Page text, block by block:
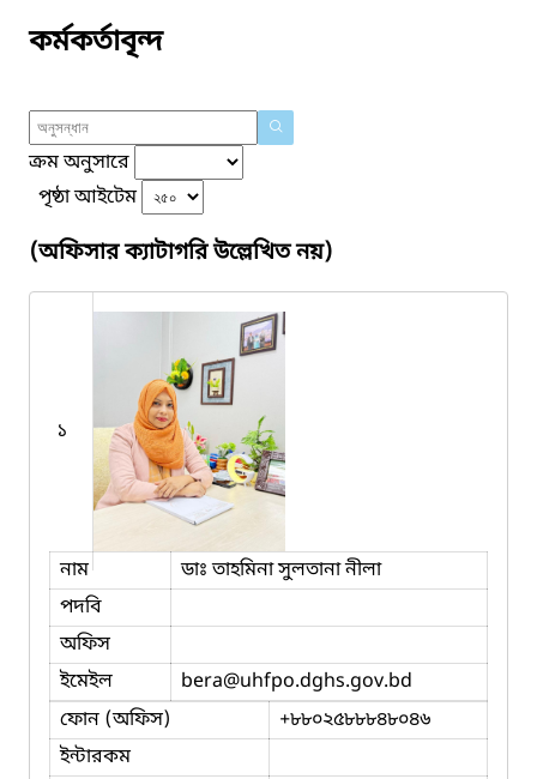
কর্মকর্তাবৃন্দ
ক্রম অনুসারে
পৃষ্ঠা আইটেম
(অফিসার ক্যাটাগরি উল্লেখিত নয়)
১
নাম
ডাঃ তাহমিনা সুলতানা নীলা
পদবি
অফিস
ইমেইল
bera@uhfpo.dghs.gov.bd
ফোন (অফিস)
+৮৮০২৫৮৮৮৪৮০৪৬
ইন্টারকম